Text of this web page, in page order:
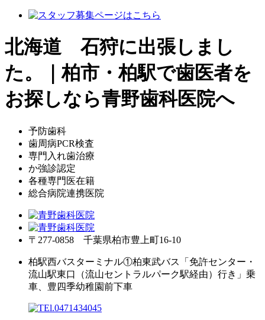
北海道 石狩に出張しまし
た。｜柏市・柏駅で歯医者を
お探しなら青野歯科医院へ
予防歯科
歯周病PCR検査
専門入れ歯治療
か強診認定
各種専門医在籍
総合病院連携医院
〒277-0858 千葉県柏市豊上町16-10
柏駅西バスターミナル①柏東武バス「免許センター・
流山駅東口（流山セントラルパーク駅経由）行き」乗
車、豊四季幼稚園前下車